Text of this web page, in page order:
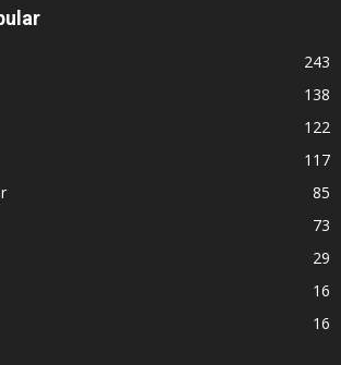
243
138
122
117
85
73
29
16
16